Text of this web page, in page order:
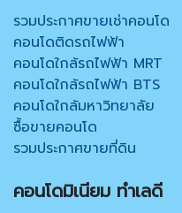
รวมประกาศขายเช่าคอนโด
คอนโดติดรถไฟฟ้า
คอนโดใกล้รถไฟฟ้า MRT
คอนโดใกล้รถไฟฟ้า BTS
คอนโดใกล้มหาวิทยาลัย
ซื้อขายคอนโด
รวมประกาศขายที่ดิน
คอนโดมิเนียม ทำเลดี